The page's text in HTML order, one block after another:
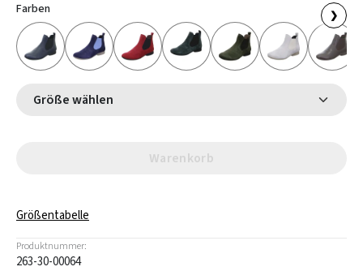
Farben ❯
Größe wählen
Warenkorb
Größentabelle
Produktnummer:
263-30-00064